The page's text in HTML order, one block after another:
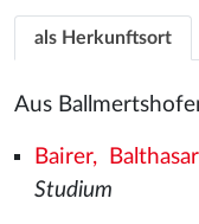
als Herkunftsort
Aus
Bairer, Balthasar
Studium